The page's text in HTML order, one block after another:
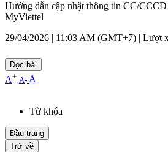
Hướng dẫn cập nhật thông tin CC/
MyViettel
29/04/2026 | 11:03 AM (GMT+7) | Lượt
Đọc bài
A+ A- A
Từ khóa
Đầu trang
Trở về